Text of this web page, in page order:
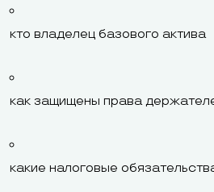
кто владелец базового актива
как защищены права
какие налоговые